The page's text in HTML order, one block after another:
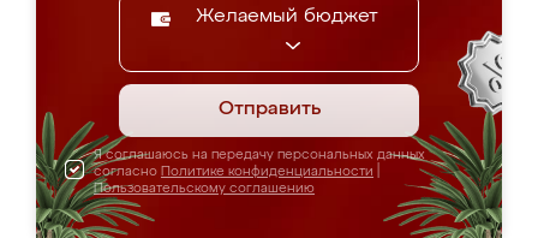
Желаемый бюджет
Отправить
Я соглашаюсь на передачу персональных данных
согласно Политике конфиденциальности
Пользовательскому соглашению